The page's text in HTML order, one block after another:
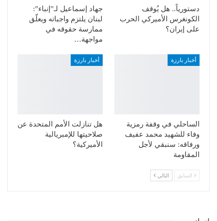
دستورياً.. هل يُوقف
الكونغرس الأميركي الحرب
على إيران؟
جهاد إسماعيل لـ”إنباء”:
لبنان يلتزم واجباته ويعلّق
ممارسة حقوقه في
مواجهة…
أخبار بارزة
الساحلي في وقفة رمزية
وفاء للشهيد محمد عفيف
ورفاقه: سنبقي لأجل
المقاومة
أخبار بارزة
هل تنازلت الأمم المتحدة عن
صلاحيتها للإمبريالية
الأميركية؟
السابق التالي